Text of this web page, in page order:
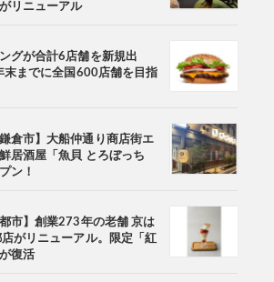
リニューアル
グが合計6店舗を新規出
末までに全国600店舗を目指
倉市】大船仲通り商店街エ
居酒屋「魚貝 とろぼっち
ン！
都市】創業273年の老舗 京は
がリニューアル。限定「紅
復活